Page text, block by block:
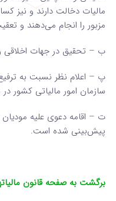
مالیات دخالت دارند و نیز
مزبور را انجام می‌دهند و
ب – تحقیق در جهات اخلاقی و
پ – اعلام نظر نسبت به ترفیع
سازمان امور مالیاتی کشور
ت – اقامه دعوی علیه مودیان
پیش‌بینی شده است.
برگشت به صفحه قانون